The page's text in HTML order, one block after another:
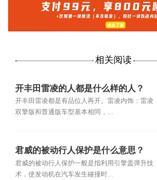
相关阅读
开丰田雷凌的人都是什么样的人？
开丰田雷凌都是有品位人再开。雷凌内饰：雷凌
双擎版和普通版车型基本相同，...
君威的被动行人保护是什么意思？
君威的被动行人保护一般是指利用引擎盖弹升技
术，使发动机在汽车发生碰撞时...